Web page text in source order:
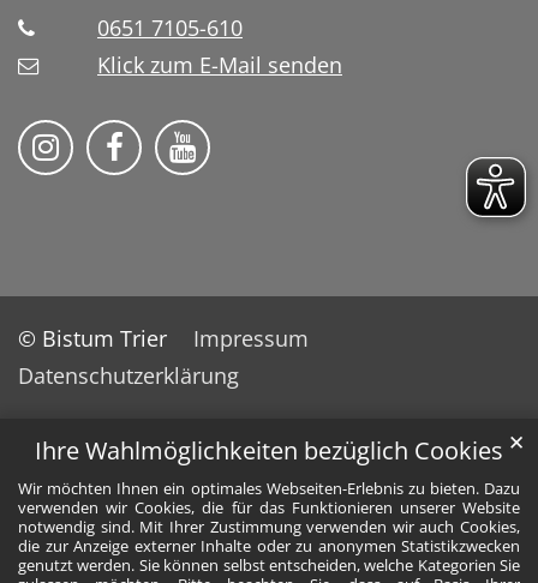
Ihre Wahlmöglichkeiten bezüglich Cookies
Wir möchten Ihnen ein optimales Webseiten-Erlebnis zu bieten. Dazu
verwenden wir Cookies, die für das Funktionieren unserer Website
notwendig sind. Mit Ihrer Zustimmung verwenden wir auch Cookies,
die zur Anzeige externer Inhalte oder zu anonymen Statistikzwecken
genutzt werden. Sie können selbst entscheiden, welche Kategorien Sie
✕
0651 7105-610
Klick zum E-Mail senden
Bistum Trier auf Instragram
Bistum Trier auf Facebook
Bistum Trier auf YouTube
© Bistum Trier
Impressum
Datenschutzerklärung